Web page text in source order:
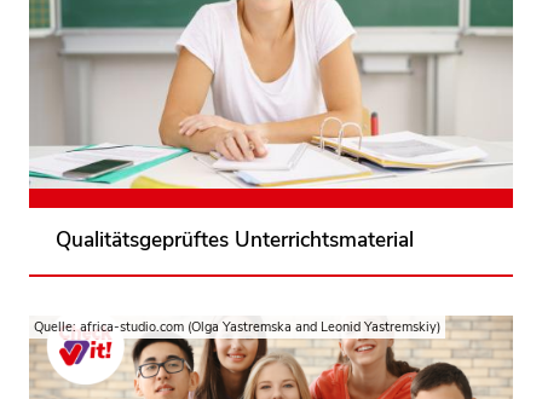
Qualitätsgeprüftes Unterrichtsmaterial
Finden Sie das passende Unterrichtsmaterial für
Ihren Unterricht! Der Materialkompass garantiert
eine unabhängige Qualitätsprüfung von
Unterrichtsmaterialien zu den Themen der
Verbraucherbildung.
Zum Materialkompass
Quelle: africa-studio.com (Olga Yastremska and Leonid Yastremskiy)